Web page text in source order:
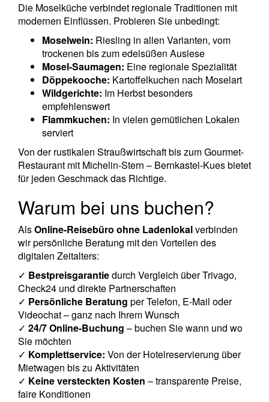
Die Moselküche verbindet regionale Traditionen mit
modernen Einflüssen. Probieren Sie unbedingt:
Moselwein: Riesling in allen Varianten, vom
trockenen bis zum edelsüßen Auslese
Mosel-Saumagen: Eine regionale Spezialität
Döppekooche: Kartoffelkuchen nach Moselart
Wildgerichte: Im Herbst besonders
empfehlenswert
Flammkuchen: In vielen gemütlichen Lokalen
serviert
Von der rustikalen Straußwirtschaft bis zum Gourmet-
Restaurant mit Michelin-Stern – Bernkastel-Kues bietet
für jeden Geschmack das Richtige.
Warum bei uns buchen?
AlsOnline-Reisebüro ohne Ladenlokalverbinden
wir persönliche Beratung mit den Vorteilen des
digitalen Zeitalters:
✓ Bestpreisgarantiedurch Vergleich über Trivago,
Check24 und direkte Partnerschaften
✓ Persönliche Beratung per Telefon, E-Mail oder
Videochat – ganz nach Ihrem Wunsch
✓ 24/7 Online-Buchung – buchen Sie wann und wo
Sie möchten
✓ Komplettservice: Von der Hotelreservierung über
Mietwagen bis zu Aktivitäten
✓ Keine versteckten Kosten – transparente Preise,
faire Konditionen